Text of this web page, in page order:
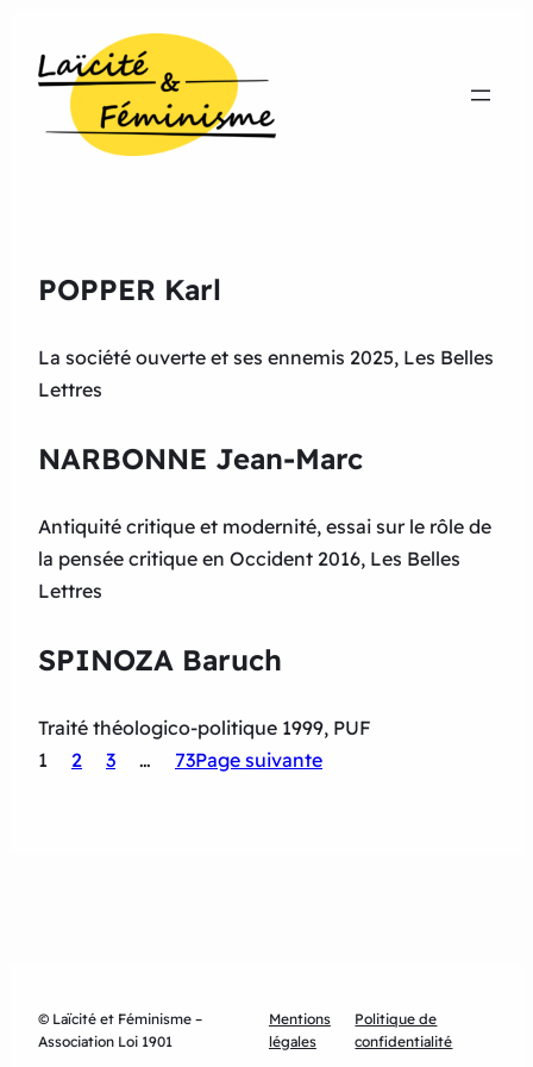
POPPER Karl
La société ouverte et ses ennemis 2025, Les Belles
Lettres
NARBONNE Jean-Marc
Antiquité critique et modernité, essai sur le rôle de
la pensée critique en Occident 2016, Les Belles
Lettres
SPINOZA Baruch
Traité théologico-politique 1999, PUF
1
2 3 … 73Page suivante
© Laïcité et Féminisme –
Association Loi 1901
Mentions
légales
Politique de
confidentialité